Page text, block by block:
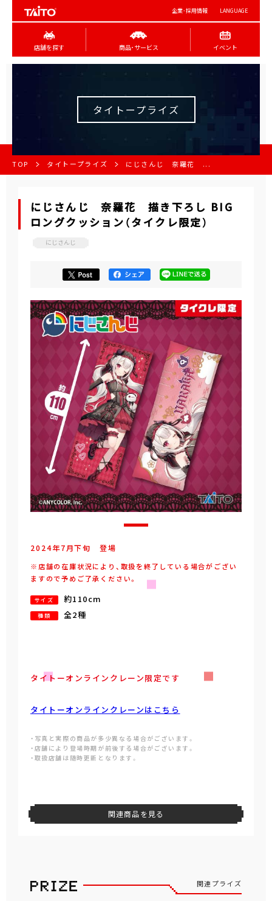
企業･採用情報 LANGUAGE
店舗を探す 商品･サービス イベント
タイトープライズ
TOP タイトープライズ にじさんじ 奈羅花 ...
にじさんじ 奈羅花 描き下ろし BIG
ロングクッション（タイクレ限定）
にじさんじ
2024年7月下旬 登場
※店舗の在庫状況により、取扱を終了している場合がござい
ますので予めご了承ください。
サイズ 約110cm
種類 全2種
タイトーオンラインクレーン限定です
タイトーオンラインクレーンはこちら
・写真と実際の商品が多少異なる場合がございます。
・店舗により登場時期が前後する場合がございます。
・取扱店舗は随時更新となります。
関連商品を見る
関連プライズ